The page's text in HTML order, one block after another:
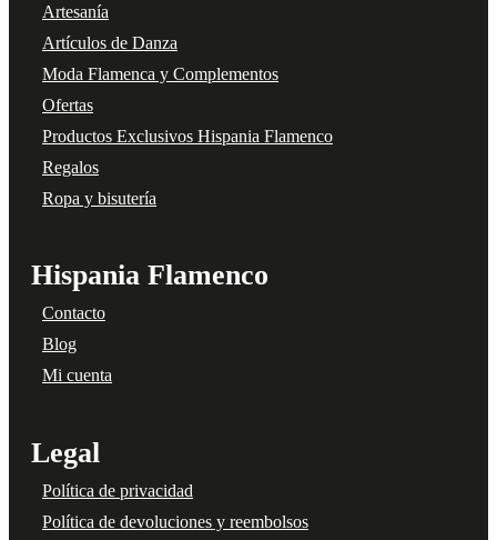
Artesanía
Artículos de Danza
Moda Flamenca y Complementos
Ofertas
Productos Exclusivos Hispania Flamenco
Regalos
Ropa y bisutería
Hispania Flamenco
Contacto
Blog
Mi cuenta
Legal
Política de privacidad
Política de devoluciones y reembolsos